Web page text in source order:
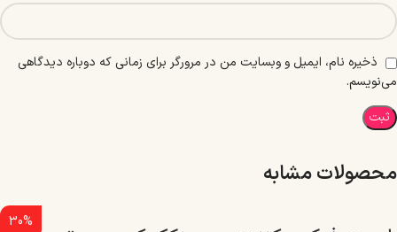
ذخیره نام، ایمیل و وبسایت من در مرورگر برای زمانی که دوباره دیدگاهی
می‌نویسم.
محصولات مشابه
30%